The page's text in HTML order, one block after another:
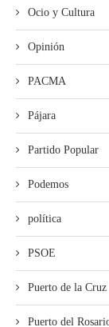
Ocio y Cultura
Opinión
PACMA
Pájara
Partido Popular
Podemos
política
PSOE
Puerto de la Cruz
Puerto del